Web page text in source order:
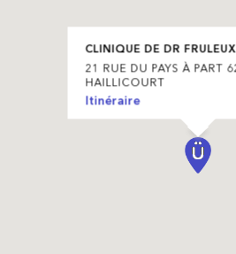
CLINIQUE DE DR
21 RUE DU PAYS À PART
HAILLICOURT
Itinéraire